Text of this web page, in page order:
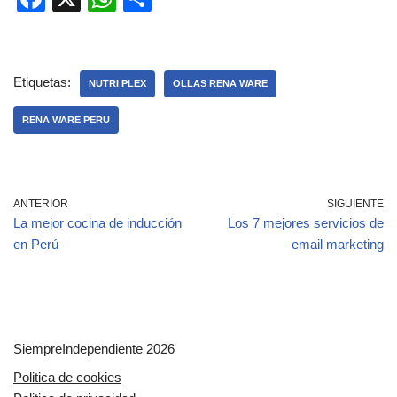
e
b
o
k
s
A
p
p
Etiquetas: NUTRI PLEX OLLAS RENA WARE
RENA WARE PERU
ANTERIOR
La mejor cocina de inducción
en Perú
SIGUIENTE
Los 7 mejores servicios de
email marketing
SiempreIndependiente 2026
Politica de cookies